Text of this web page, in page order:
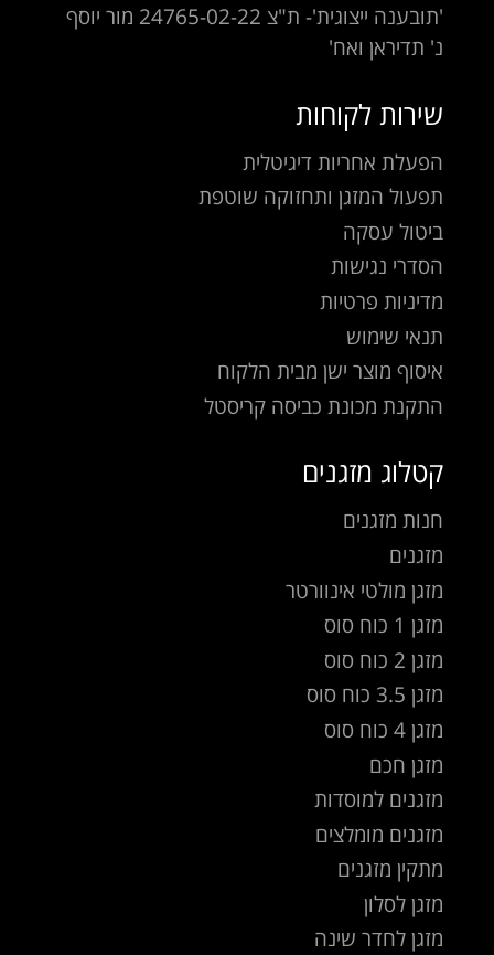
'תובענה ייצוגית'- ת"צ 24765-02-22 מור יוסף
נ' תדיראן ואח'
שירות לקוחות
הפעלת אחריות דיגיטלית
תפעול המזגן ותחזוקה שוטפת
ביטול עסקה
הסדרי נגישות
מדיניות פרטיות
תנאי שימוש
איסוף מוצר ישן מבית הלקוח
התקנת מכונת כביסה קריסטל
קטלוג מזגנים
חנות מזגנים
מזגנים
מזגן מולטי אינוורטר
מזגן 1 כוח סוס
מזגן 2 כוח סוס
מזגן 3.5 כוח סוס
מזגן 4 כוח סוס
מזגן חכם
מזגנים למוסדות
מזגנים מומלצים
מתקין מזגנים
מזגן לסלון
מזגן לחדר שינה